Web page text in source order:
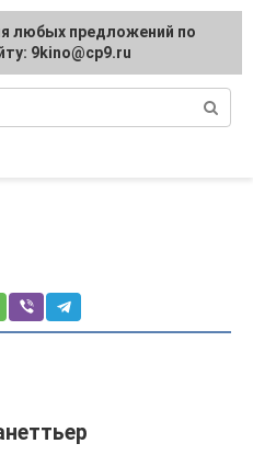
любых предложений по
9kino@cp9.ru